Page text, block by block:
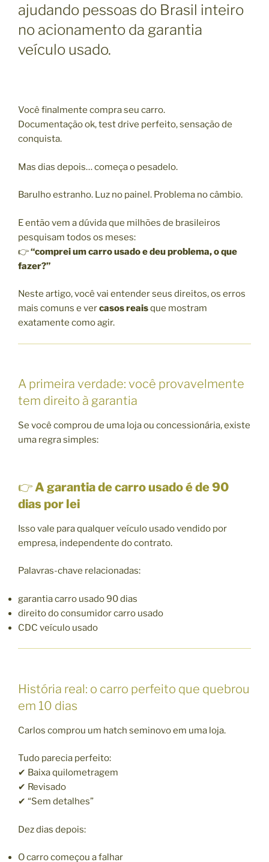
ajudando pessoas do Brasil inteiro
no acionamento da garantia
veículo usado.
Você finalmente compra seu carro.
Documentação ok, test drive perfeito, sensação de
conquista.
Mas dias depois… começa o pesadelo.
Barulho estranho. Luz no painel. Problema no câmbio.
E então vem a dúvida que milhões de brasileiros
pesquisam todos os meses:
👉“comprei um carro usado e deu problema, o que
fazer?”
Neste artigo, você vai entender seus direitos, os erros
mais comuns e vercasos reaisque mostram
exatamente como agir.
A primeira verdade: você provavelmente
tem direito à garantia
Se você comprou de uma loja ou concessionária, existe
uma regra simples:
👉 A garantia de carro usado é de 90
dias por lei
Isso vale para qualquer veículo usado vendido por
empresa, independente do contrato.
Palavras-chave relacionadas:
garantia carro usado 90 dias
direito do consumidor carro usado
CDC veículo usado
História real: o carro perfeito que quebrou
em 10 dias
Carlos comprou um hatch seminovo em uma loja.
Tudo parecia perfeito:
✔ Baixa quilometragem
✔ Revisado
✔ “Sem detalhes”
Dez dias depois:
O carro começou a falhar